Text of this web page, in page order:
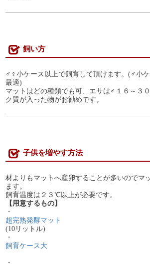
飼い方
♂♀小ケース以上で飼育して頂けます。(♂小
最適)
マットはどの種類でも可、エサは♂１６～３
ク質が入った物がお勧めです。
子供を増やす方法
材よりもマットへ産卵することが多いのでマ
ます。
飼育温度は２３℃以上が必要です。
【用意するもの】
・
超完熟発酵マット
(10リットル)
・
飼育ケース大